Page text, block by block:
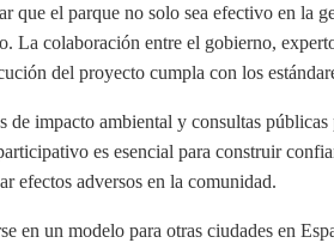
que el parque no solo sea efectivo en la
La colaboración entre el gobierno,
del proyecto cumpla con los
impacto ambiental y consultas públicas
es esencial para construir
efectos adversos en la comunidad.
en un modelo para otras ciudades en